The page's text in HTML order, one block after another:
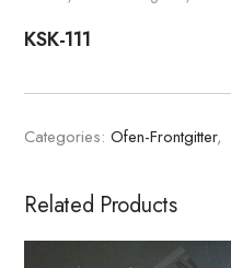
KSK-111
Categories: Ofen-Frontgitter,
Related Products